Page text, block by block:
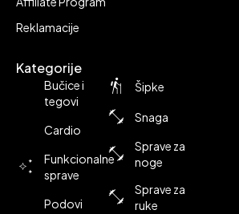
Reklamacije
Kategorije
Bučice i
tegovi
Cardio
Funkcionalne
sprave
Podovi
Šipke
Snaga
Sprave za
noge
Sprave za
ruke